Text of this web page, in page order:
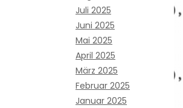
Juli 2025
Juni 2025
Mai 2025
April 2025
März 2025
Februar 2025
Januar 2025